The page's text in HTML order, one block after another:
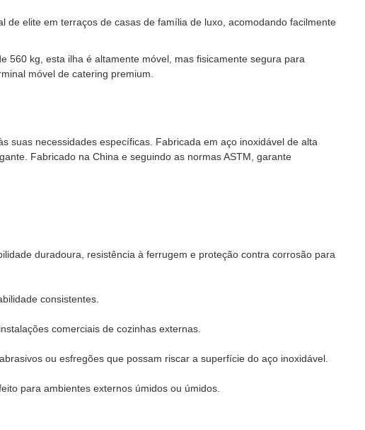
elite em terraços de casas de família de luxo, acomodando facilmente
560 kg, esta ilha é altamente móvel, mas fisicamente segura para
móvel de catering premium.
suas necessidades específicas. Fabricada em aço inoxidável de alta
Fabricado na China e seguindo as normas ASTM, garante
duradoura, resistência à ferrugem e proteção contra corrosão para
consistentes.
comerciais de cozinhas externas.
ou esfregões que possam riscar a superfície do aço inoxidável.
para ambientes externos úmidos ou úmidos.